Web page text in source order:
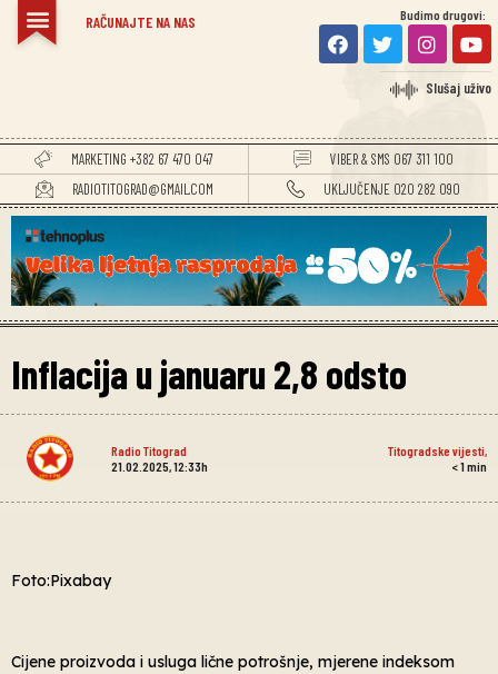
RAČUNAJTE NA NAS Budimo drugovi:
Slušaj uživo
MARKETING +382 67 470 047
VIBER & SMS 067 311 100
RADIOTITOGRAD@GMAIL.COM
UKLJUČENJE 020 282 090
Inflacija u januaru 2,8 odsto
Radio Titograd Titogradske vijesti
21.02.2025, 12:33h
< 1min
Foto:Pixabay
Cijene proizvoda i usluga lične potrošnje, mjerene indeksom